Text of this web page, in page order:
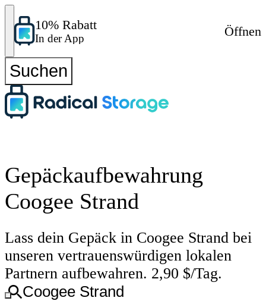
10% Rabatt
In der App
Öffnen
Suchen
Gepäckaufbewahrung
Coogee Strand
Lass dein Gepäck in Coogee Strand bei
unseren vertrauenswürdigen lokalen
Partnern aufbewahren. 2,90 $/Tag.
Coogee Strand